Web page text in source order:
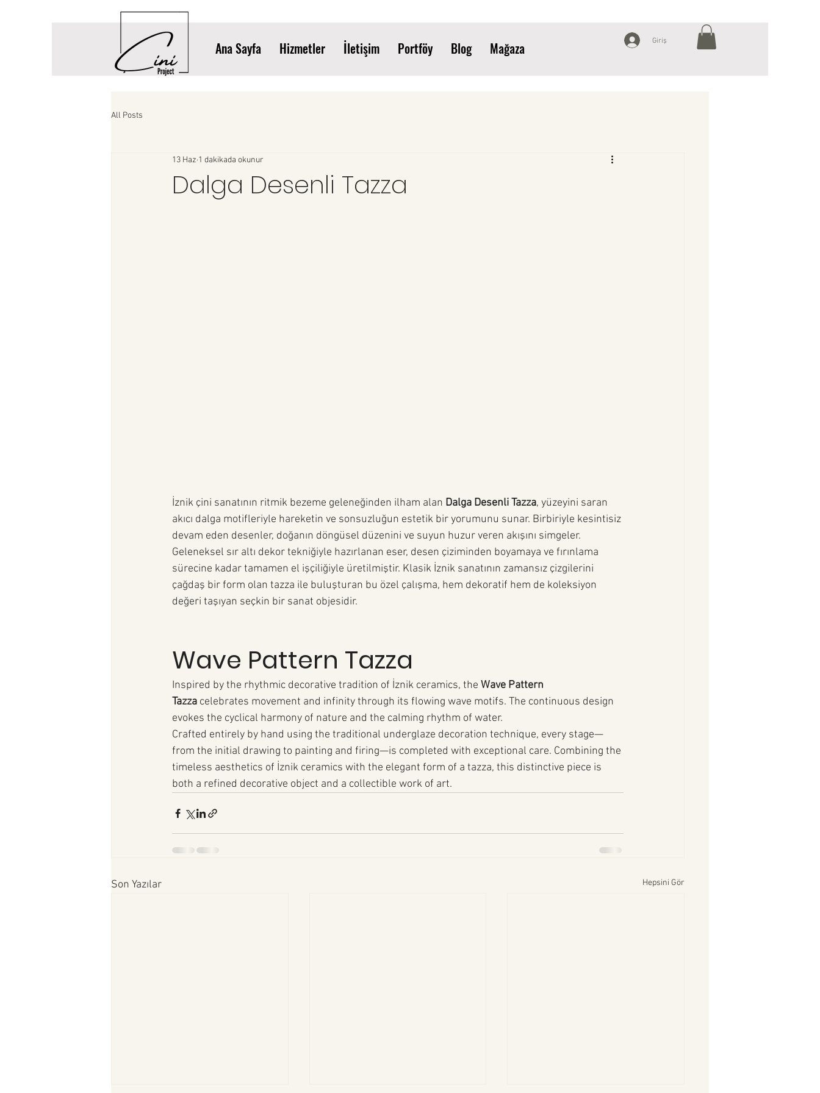
Ana Sayfa Hizmetler İletişim Portföy Blog Mağaza Giriş
All Posts
Dalga Desenli Tazza
13 Haz 1 dakikada okunur
İznik çini sanatının ritmik bezeme geleneğinden ilham alan Dalga Desenli Tazza, yüzeyini saran
akıcı dalga motifleriyle hareketin ve sonsuzluğun estetik bir yorumunu sunar. Birbiriyle kesintisiz
devam eden desenler, doğanın döngüsel düzenini ve suyun huzur veren akışını simgeler.
Geleneksel sır altı dekor tekniğiyle hazırlanan eser, desen çiziminden boyamaya ve fırınlama
sürecine kadar tamamen el işçiliğiyle üretilmiştir. Klasik İznik sanatının zamansız çizgilerini
çağdaş bir form olan tazza ile buluşturan bu özel çalışma, hem dekoratif hem de koleksiyon
değeri taşıyan seçkin bir sanat objesidir.
Wave Pattern Tazza
Inspired by the rhythmic decorative tradition of İznik ceramics, the Wave Pattern
Tazza celebrates movement and infinity through its flowing wave motifs. The continuous design
evokes the cyclical harmony of nature and the calming rhythm of water.
Crafted entirely by hand using the traditional underglaze decoration technique, every stage—
from the initial drawing to painting and firing—is completed with exceptional care. Combining the
timeless aesthetics of İznik ceramics with the elegant form of a tazza, this distinctive piece is
both a refined decorative object and a collectible work of art.
Son Yazılar Hepsini Gör